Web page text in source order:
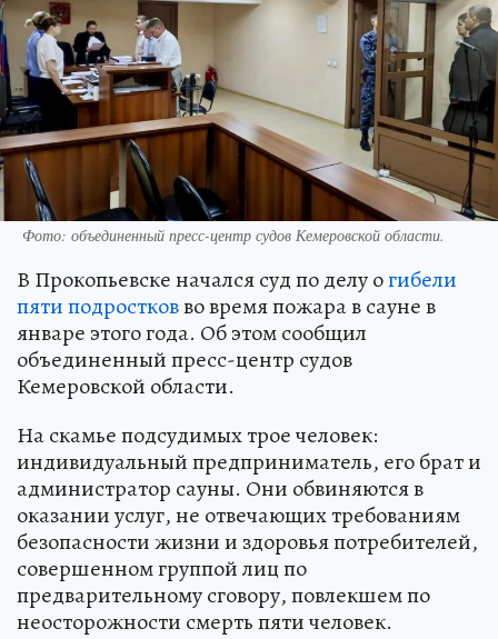
Фото: объединенный пресс-центр судов Кемеровской области.
В Прокопьевске начался суд по делу огибели
пяти подростковво время пожара в сауне в
январе этого года. Об этом сообщил
объединенный пресс-центр судов
Кемеровской области.
На скамье подсудимых трое человек:
индивидуальный предприниматель, его брат и
администратор сауны. Они обвиняются в
оказании услуг, не отвечающих требованиям
безопасности жизни и здоровья потребителей,
совершенном группой лиц по
предварительному сговору, повлекшем по
неосторожности смерть пяти человек.